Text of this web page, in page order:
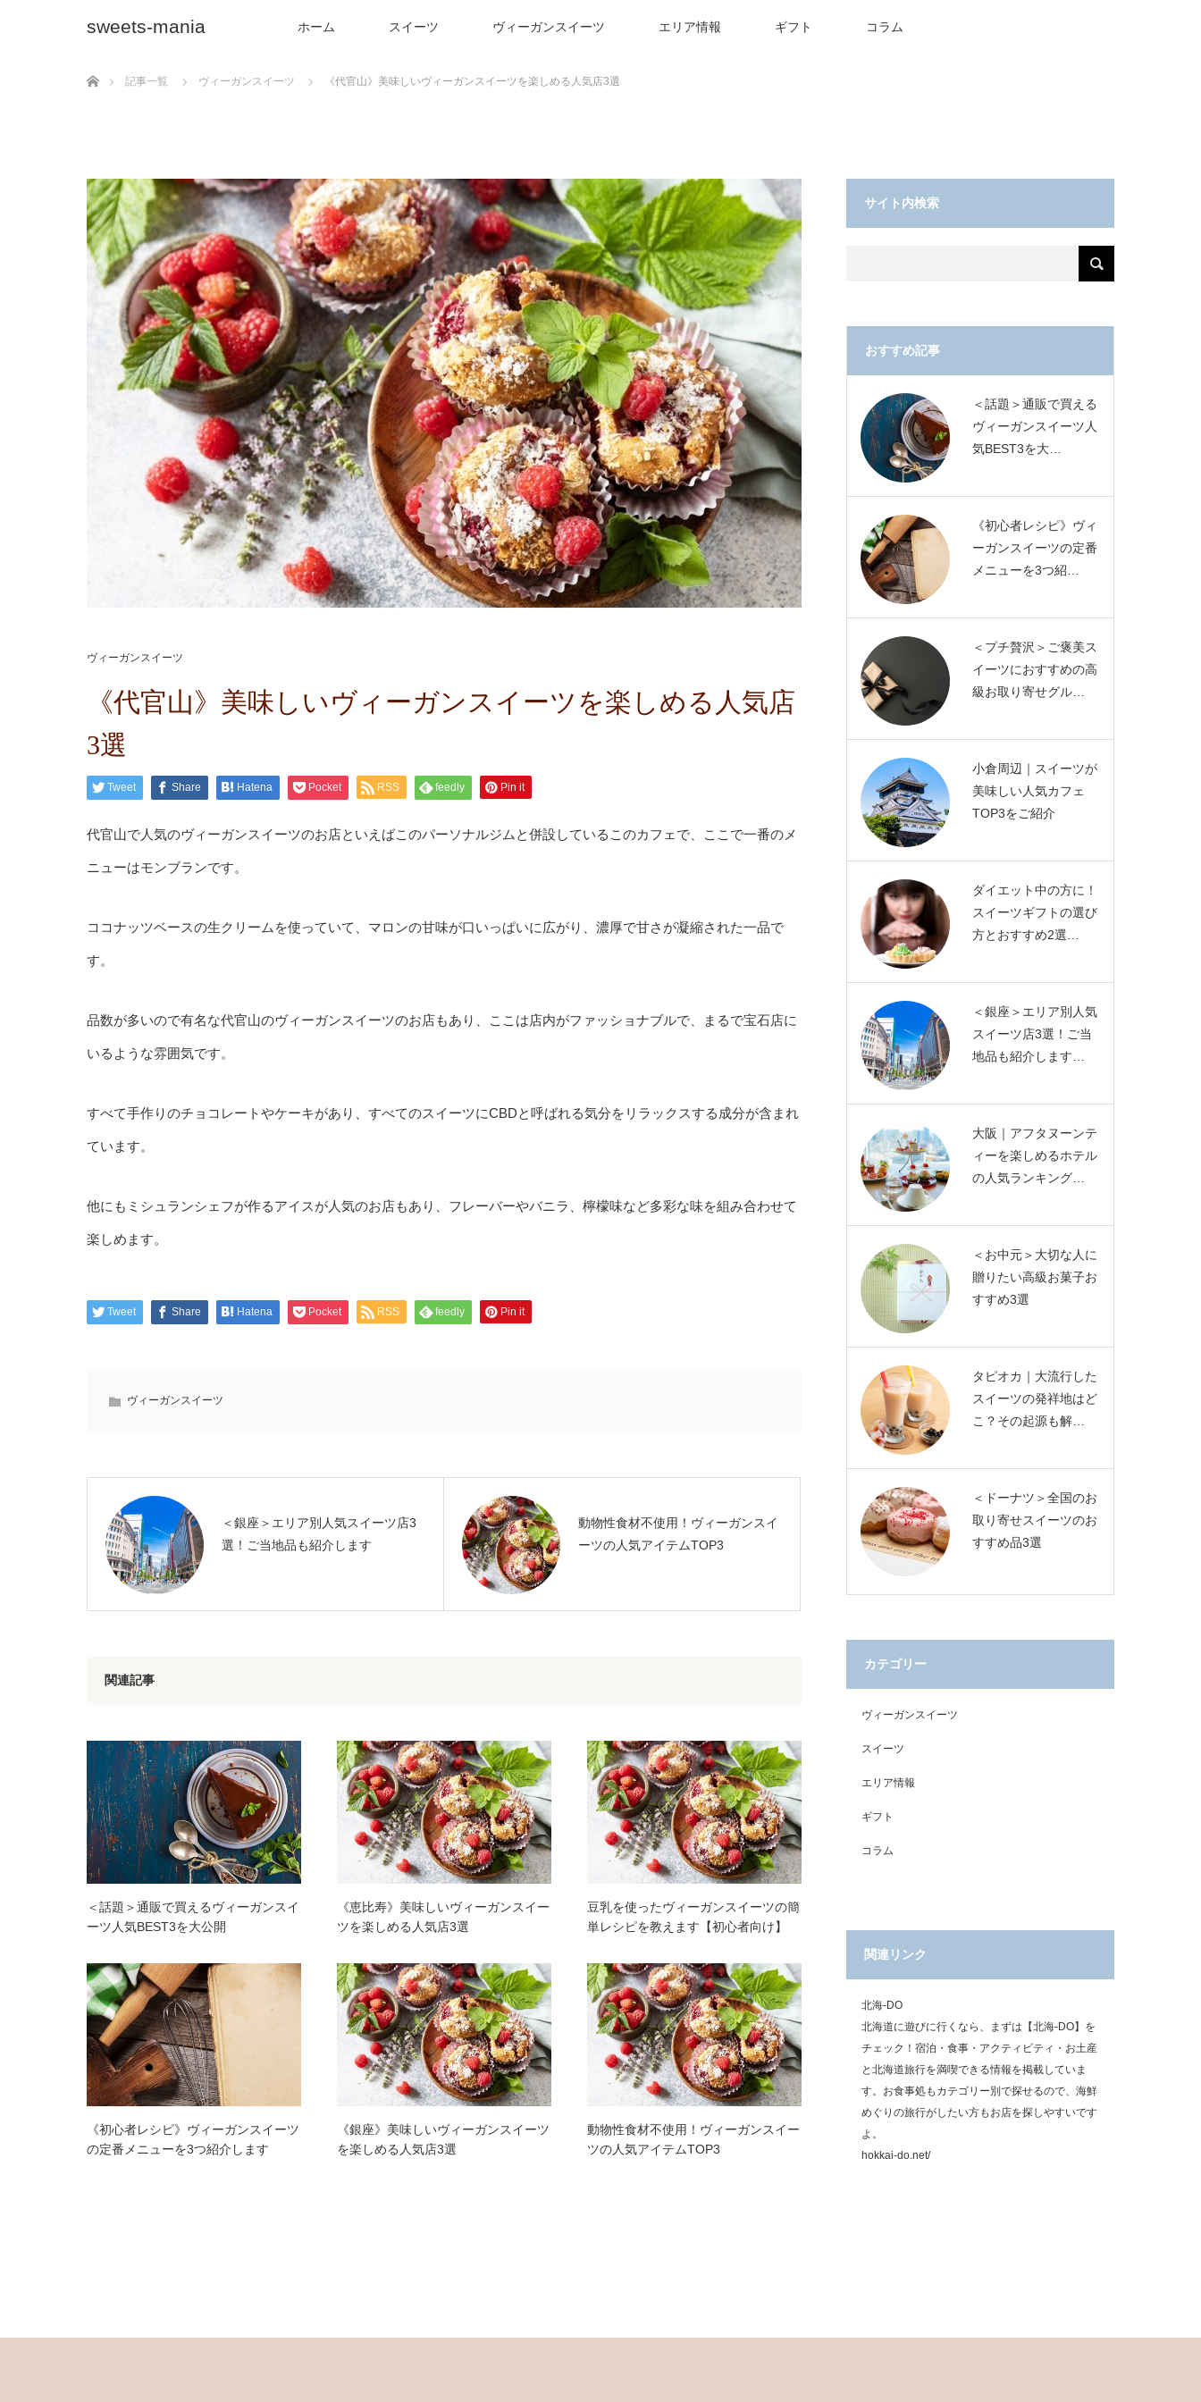
sweets-mania ホーム スイーツ ヴィーガンスイーツ エリア情報 ギフト コラム
記事一覧
ヴィーガンスイーツ 《代官山》美味しいヴィーガンスイーツを楽しめる人気店3選
ヴィーガンスイーツ
《代官山》美味しいヴィーガンスイーツを楽しめる人気店
3選
Tweet Share Hatena Pocket RSS feedly Pin it
代官山で人気のヴィーガンスイーツのお店といえばこのパーソナルジムと併設しているこのカフェで、ここで一番のメ
ニューはモンブランです。
ココナッツベースの生クリームを使っていて、マロンの甘味が口いっぱいに広がり、濃厚で甘さが凝縮された一品で
す。
品数が多いので有名な代官山のヴィーガンスイーツのお店もあり、ここは店内がファッショナブルで、まるで宝石店に
いるような雰囲気です。
すべて手作りのチョコレートやケーキがあり、すべてのスイーツにCBDと呼ばれる気分をリラックスする成分が含まれ
ています。
他にもミシュランシェフが作るアイスが人気のお店もあり、フレーバーやバニラ、檸檬味など多彩な味を組み合わせて
楽しめます。
Tweet Share Hatena Pocket RSS feedly Pin it
ヴィーガンスイーツ
＜銀座＞エリア別人気スイーツ店3
選！ご当地品も紹介します
動物性食材不使用！ヴィーガンスイ
ーツの人気アイテムTOP3
関連記事
＜話題＞通販で買えるヴィーガンスイ
ーツ人気BEST3を大公開
《恵比寿》美味しいヴィーガンスイー
ツを楽しめる人気店3選
豆乳を使ったヴィーガンスイーツの簡
単レシピを教えます【初心者向け】
《初心者レシピ》ヴィーガンスイーツ
の定番メニューを3つ紹介します
《銀座》美味しいヴィーガンスイーツ
を楽しめる人気店3選
動物性食材不使用！ヴィーガンスイー
ツの人気アイテムTOP3
サイト内検索
おすすめ記事
＜話題＞通販で買える
ヴィーガンスイーツ人
気BEST3を大…
《初心者レシピ》ヴィ
ーガンスイーツの定番
メニューを3つ紹…
＜プチ贅沢＞ご褒美ス
イーツにおすすめの高
級お取り寄せグル…
小倉周辺｜スイーツが
美味しい人気カフェ
TOP3をご紹介
ダイエット中の方に！
スイーツギフトの選び
方とおすすめ2選…
＜銀座＞エリア別人気
スイーツ店3選！ご当
地品も紹介します…
大阪｜アフタヌーンテ
ィーを楽しめるホテル
の人気ランキング…
＜お中元＞大切な人に
贈りたい高級お菓子お
すすめ3選
タピオカ｜大流行した
スイーツの発祥地はど
こ？その起源も解…
＜ドーナツ＞全国のお
取り寄せスイーツのお
すすめ品3選
カテゴリー
ヴィーガンスイーツ
スイーツ
エリア情報
ギフト
コラム
関連リンク
北海-DO
北海道に遊びに行くなら、まずは【北海-DO】を
チェック！宿泊・食事・アクティビティ・お土産
と北海道旅行を満喫できる情報を掲載していま
す。お食事処もカテゴリー別で探せるので、海鮮
めぐりの旅行がしたい方もお店を探しやすいです
よ。
hokkai-do.net/